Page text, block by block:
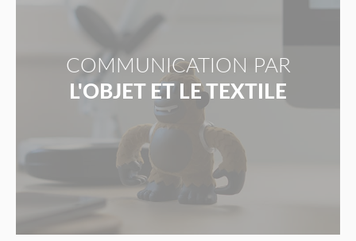
COMMUNICATION PAR
L'OBJET ET LE TEXTILE